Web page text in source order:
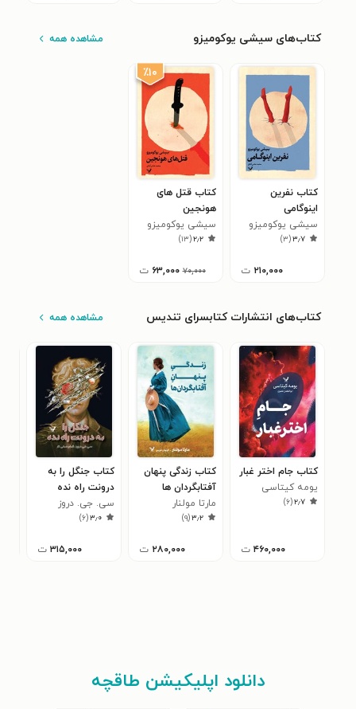
کتاب‌های سیشی یوکومیزو مشاهده همه
کتاب نفرین
اینوگامی
سیشی یوکومیزو
۳٫۷(۳)
۲۱۰,۰۰۰ ت
٪۱۰
کتاب قتل های
هونجین
سیشی یوکومیزو
۲٫۲(۱۳)
۷۰,۰۰۰ ۶۳,۰۰۰ ت
کتاب‌های انتشارات کتابسرای تندیس مشاهده همه
کتاب جام اختر غبار
یومه کیتاسی
۲٫۷(۶)
۴۶۰,۰۰۰ ت
کتاب زندگی پنهان
آفتابگردان ها
مارتا مولنار
۳٫۲(۹)
۲۸۰,۰۰۰ ت
کتاب جنگل را به
درونت راه نده
سی. جی. دروز
۳٫۰(۶)
۳۱۵,۰۰۰ ت
دانلود اپلیکیشن طاقچه